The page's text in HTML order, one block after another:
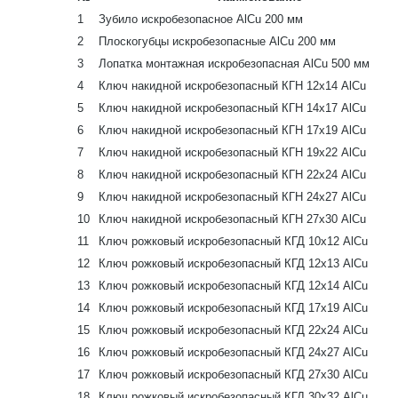
1
Зубило искробезопасное AlCu 200 мм
2
Плоскогубцы искробезопасные AlCu 200 мм
3
Лопатка монтажная искробезопасная AlCu 500 мм
4
Ключ накидной искробезопасный КГН 12х14 AlCu
5
Ключ накидной искробезопасный КГН 14х17 AlCu
6
Ключ накидной искробезопасный КГН 17х19 AlCu
7
Ключ накидной искробезопасный КГН 19х22 AlCu
8
Ключ накидной искробезопасный КГН 22х24 AlCu
9
Ключ накидной искробезопасный КГН 24х27 AlCu
10
Ключ накидной искробезопасный КГН 27х30 AlCu
11
Ключ рожковый искробезопасный КГД 10х12 AlCu
12
Ключ рожковый искробезопасный КГД 12х13 AlCu
13
Ключ рожковый искробезопасный КГД 12х14 AlCu
14
Ключ рожковый искробезопасный КГД 17х19 AlCu
15
Ключ рожковый искробезопасный КГД 22х24 AlCu
16
Ключ рожковый искробезопасный КГД 24х27 AlCu
17
Ключ рожковый искробезопасный КГД 27х30 AlCu